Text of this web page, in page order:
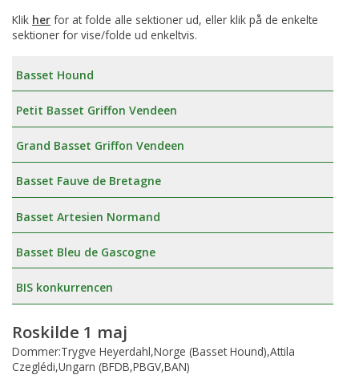
Klik her for at folde alle sektioner ud, eller klik på de enkelte
sektioner for vise/folde ud enkeltvis.
Basset Hound
Petit Basset Griffon Vendeen
Grand Basset Griffon Vendeen
Basset Fauve de Bretagne
Basset Artesien Normand
Basset Bleu de Gascogne
BIS konkurrencen
Roskilde 1 maj
Dommer:Trygve Heyerdahl,Norge (Basset Hound),Attila
Czeglédi,Ungarn (BFDB,PBGV,BAN)